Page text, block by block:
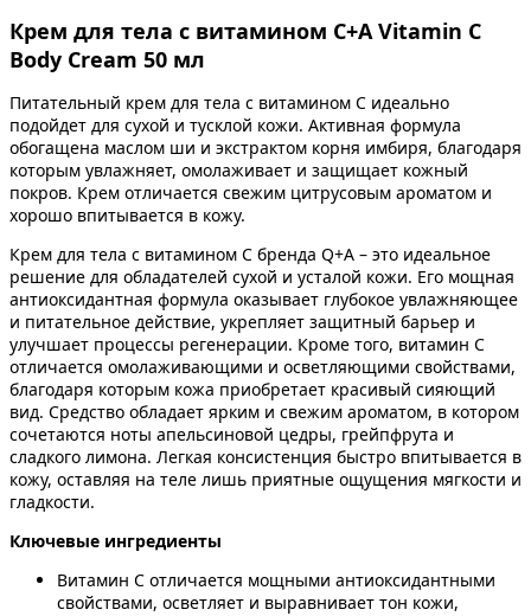
Крем для тела с витамином C+A Vitamin C
Body Cream 50 мл
Питательный крем для тела с витамином С идеально
подойдет для сухой и тусклой кожи. Активная формула
обогащена маслом ши и экстрактом корня имбиря, благодаря
которым увлажняет, омолаживает и защищает кожный
покров. Крем отличается свежим цитрусовым ароматом и
хорошо впитывается в кожу.
Крем для тела с витамином С бренда Q+A – это идеальное
решение для обладателей сухой и усталой кожи. Его мощная
антиоксидантная формула оказывает глубокое увлажняющее
и питательное действие, укрепляет защитный барьер и
улучшает процессы регенерации. Кроме того, витамин С
отличается омолаживающими и осветляющими свойствами,
благодаря которым кожа приобретает красивый сияющий
вид. Средство обладает ярким и свежим ароматом, в котором
сочетаются ноты апельсиновой цедры, грейпфрута и
сладкого лимона. Легкая консистенция быстро впитывается в
кожу, оставляя на теле лишь приятные ощущения мягкости и
гладкости.
Ключевые ингредиенты
Витамин С отличается мощными антиоксидантными
свойствами, осветляет и выравнивает тон кожи,